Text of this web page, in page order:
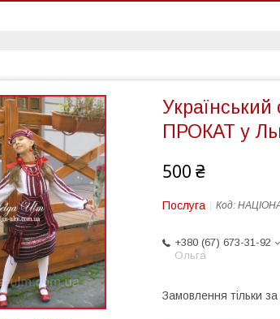
ПРОКАТ у
500 ₴
Послуга Код:
+380 (67) 673-31-92
Ольга
Замовлення тільки